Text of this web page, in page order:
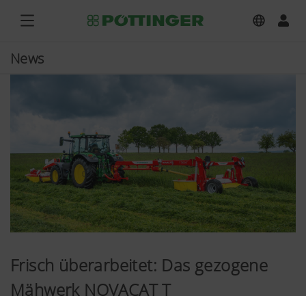
News
Frisch überarbeitet: Das gezogene
Mähwerk NOVACAT T